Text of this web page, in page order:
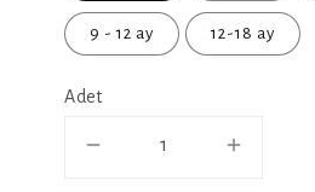
9 - 12 ay 12-18 ay
Adet